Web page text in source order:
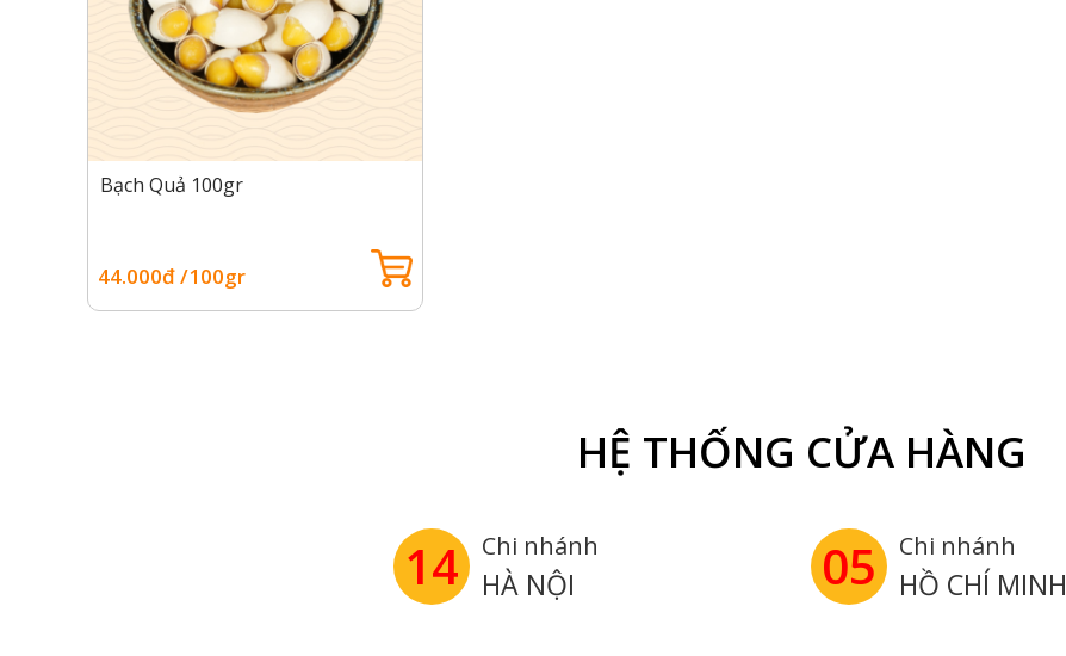
Bạch Quả 100gr
44.000đ /100gr
HỆ THỐNG CỬA HÀNG
14 Chi nhánh
HÀ NỘI 05 Chi nhánh
HỒ CHÍ MINH